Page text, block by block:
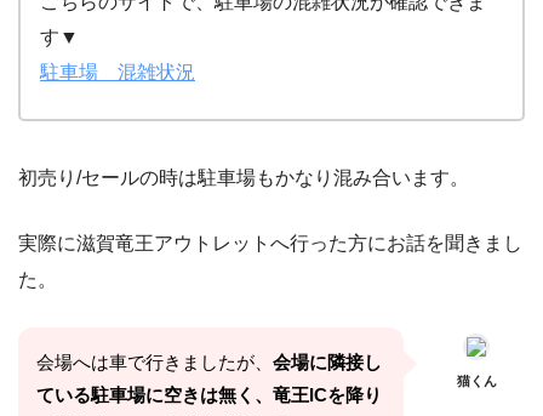
す▼
駐車場 混雑状況
初売り/セールの時は駐車場もかなり混み合います。
実際に滋賀竜王アウトレットへ行った方にお話を聞きまし
た。
会場へは車で行きましたが、 会場に隣接し
ている駐車場に空きは無く、竜王ICを降り
猫くん